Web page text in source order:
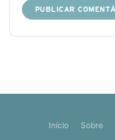
Início Sobre